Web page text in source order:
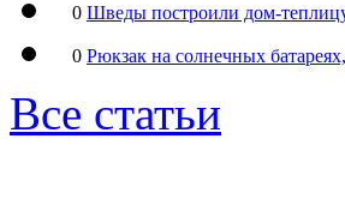
0 Шведы построили дом-теплицу
0 Рюкзак на солнечных
Все статьи